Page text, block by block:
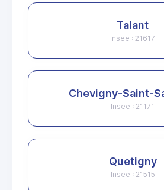
Talant
Insee : 21617
Chevigny-Saint-
Insee : 21171
Quetigny
Insee : 21515